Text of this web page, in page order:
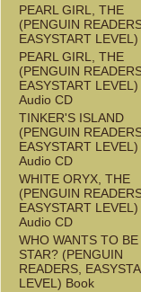
PEARL GIRL, THE
(PENGUIN
EASYSTART
PEARL GIRL, THE
(PENGUIN
EASYSTART
Audio CD
TINKER'S ISLAND
(PENGUIN
EASYSTART
Audio CD
WHITE ORYX, THE
(PENGUIN
EASYSTART
Audio CD
WHO WANTS TO BE
STAR? (PENGUIN
READERS,
LEVEL) Book